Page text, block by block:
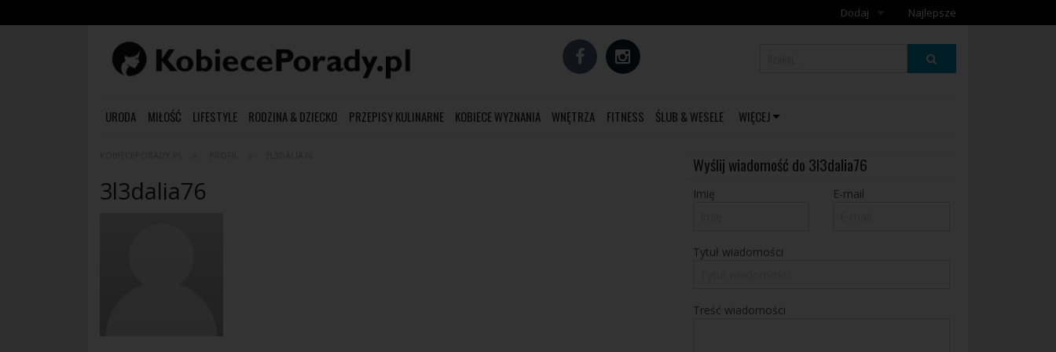
Dodaj
Najlepsze
URODA MIŁOŚĆ LIFESTYLE RODZINA & DZIECKO PRZEPISY KULINARNE KOBIECE WYZNANIA WNĘTRZA FITNESS ŚLUB & WESELE WIĘCEJ
3l3dalia76
Wyślij wiadomość do 3l3dalia76
Imię E-mail
Tytuł wiadomości
Treść wiadomości